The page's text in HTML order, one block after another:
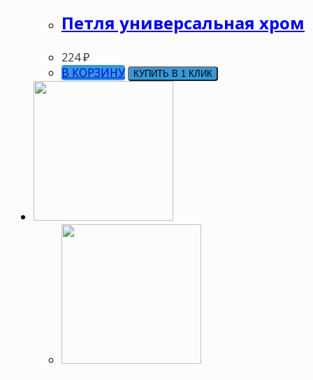
Петля универсальная хром
224₽
В КОРЗИНУ
КУПИТЬ В 1 КЛИК